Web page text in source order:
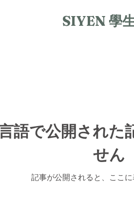
SIYEN 學
語で公開された
せん
記事が公開されると、ここに